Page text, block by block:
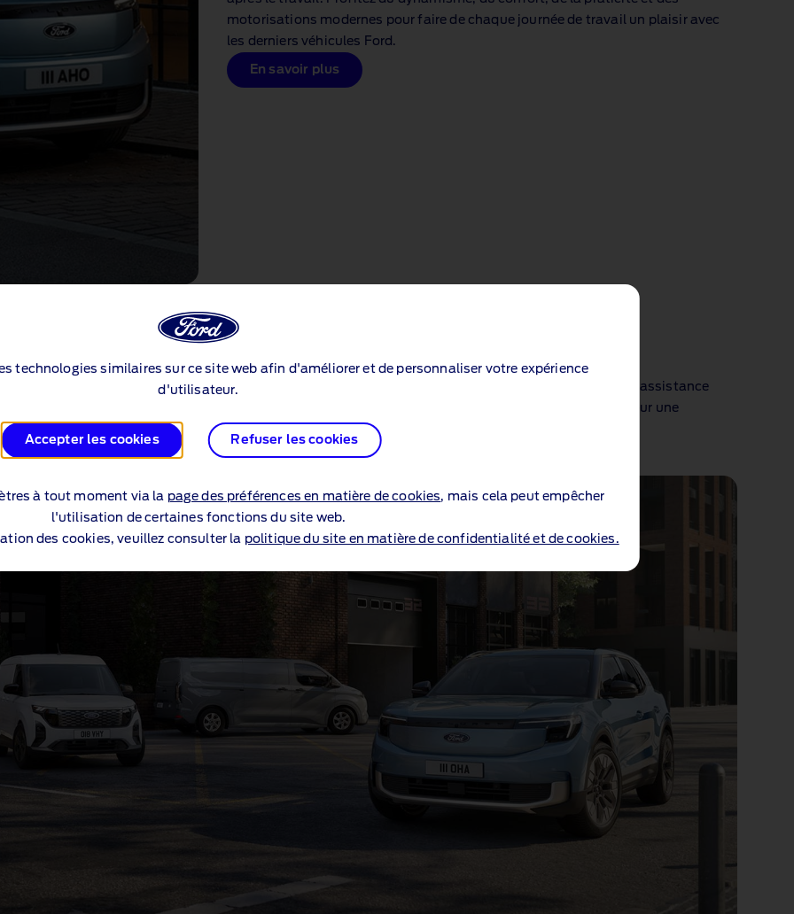
technologies similaires sur ce site web afin d'améliorer et de personnaliser votre expérience
d'utilisateur.
Accepter les cookies Refuser les cookies
à tout moment via la page des préférences en matière de cookies, mais cela peut empêcher
l'utilisation de certaines fonctions du site web.
des cookies, veuillez consulter la politique du site en matière de confidentialité et de cookies.
motorisations modernes pour faire de chaque journée de travail un plaisir avec
les derniers véhicules Ford.
En savoir plus
de flotte à 360°
une gamme de véhicules flexible, associée à la télématique, aux services connectés et à une assistance
de votre activité en optimisant la disponibilité de vos véhicules, en proposant des technologies pour une
votre transition énergétique.